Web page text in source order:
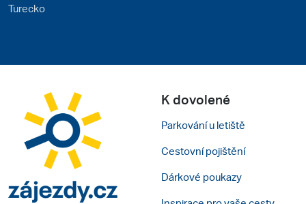
Turecko
K dovolené
Parkování u letiště
Cestovní pojištění
Dárkové poukazy